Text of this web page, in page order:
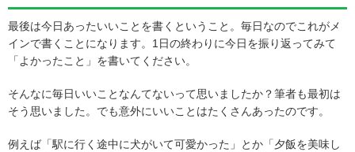
最後は今日あったいいことを書くということ。毎日なのでこれがメ
インで書くことになります。1日の終わりに今日を振り返ってみて
「よかったこと」を書いてください。
そんなに毎日いいことなんてないって思いましたか？筆者も最初は
そう思いました。でも意外にいいことはたくさんあったのです。
例えば「駅に行く途中に犬がいて可愛かった」とか「夕飯を美味し